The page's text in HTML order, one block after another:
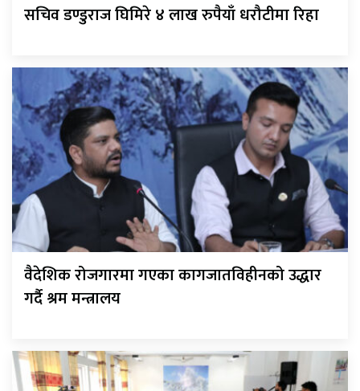
सचिव डण्डुराज घिमिरे ४ लाख रुपैयाँ धरौटीमा रिहा
वैदेशिक रोजगारमा गएका कागजातविहीनको उद्धार
गर्दै श्रम मन्त्रालय